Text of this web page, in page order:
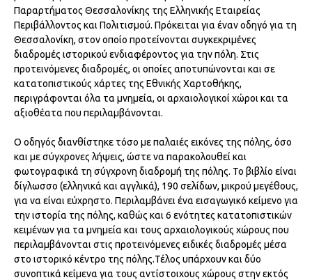
Ελένη Γρ. Τζιούτζια –Το Τενεκεδένιο Σχολείο της
Θεσσαλονίκης – Το σχολείο των προσφύγων 40 σελ.Τιμή: 10€
Κερασίδης Σίμος – Γεωργούλης Παναγιώτης –Η Τούμπα των
προσφύγων
– Εικόνες και μνήμες από τη γένεση μιας συνοικίας
από τη δεκαετία του ’20 μέχρι σήμερα, μέσα από
Τιμή: 15€
2003
Αρχείο Δημάρχων και Δημοτικών Συμβούλων– Διαρκής
έκδοση – Έκδοση που αφορά ένα διαρκές ιστορικό αρχείο των
Δημάρχων και Δημοτικών Συμβούλων (των οποίων η θητεία
διήρκησε τουλάχιστον δύο τετραετίες) στο Δήμο
Θεσσαλονίκης. 63 σελ. Τιμή: 5€
Παραρτήματος Θεσσαλονίκης της Ελληνικής Εταιρείας
Περιβάλλοντος και Πολιτισμού. Πρόκειται για έναν οδηγό για τη
Θεσσαλονίκη, στον οποίο προτείνονται συγκεκριμένες
διαδρομές ιστορικού ενδιαφέροντος για την πόλη. Στις
προτεινόμενες διαδρομές, οι οποίες αποτυπώνονται και σε
κατατοπιστικούς χάρτες της Εθνικής Χαρτοθήκης,
περιγράφονται όλα τα μνημεία, οι αρχαιολογικοί χώροι και τα
αξιοθέατα που περιλαμβάνονται.
Ο οδηγός διανθίστηκε τόσο με παλαιές εικόνες της πόλης, όσο
και με σύγχρονες λήψεις, ώστε να παρακολουθεί και
φωτογραφικά τη σύγχρονη διαδρομή της πόλης. Το βιβλίο είναι
δίγλωσσο (ελληνικά και αγγλικά), 190 σελίδων, μικρού μεγέθους,
για να είναι εύχρηστο. Περιλαμβάνει ένα εισαγωγικό κείμενο για
την ιστορία της πόλης, καθώς και 6 ενότητες κατατοπιστικών
κειμένων για τα μνημεία και τους αρχαιολογικούς χώρους που
περιλαμβάνονται στις προτεινόμενες ειδικές διαδρομές μέσα
στο ιστορικό κέντρο της πόλης.Τέλος υπάρχουν και δύο
συνοπτικά κείμενα για τους αντίστοιχους χώρους στην εκτός